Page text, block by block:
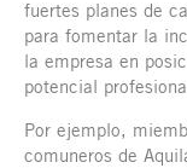
fuertes planes de
para fomentar la
la empresa en
potencial
Por ejemplo,
comuneros de